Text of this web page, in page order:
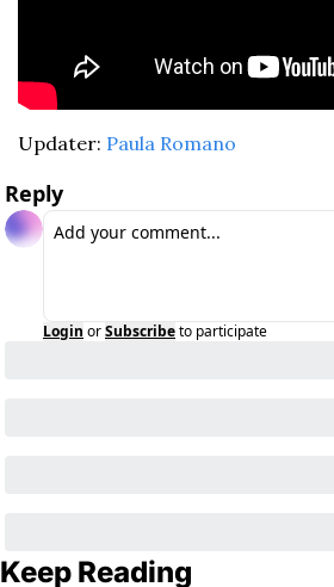
Updater: Paula Romano
Reply
Login orSubscribeto participate
Keep Reading